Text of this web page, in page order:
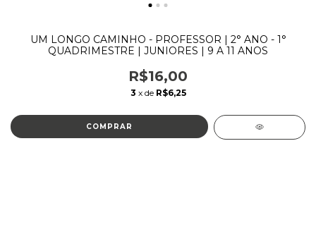
UM LONGO CAMINHO - PROFESSOR | 2° ANO - 1°
QUADRIMESTRE | JUNIORES | 9 A 11 ANOS
R$16,00
3 x de R$6,25